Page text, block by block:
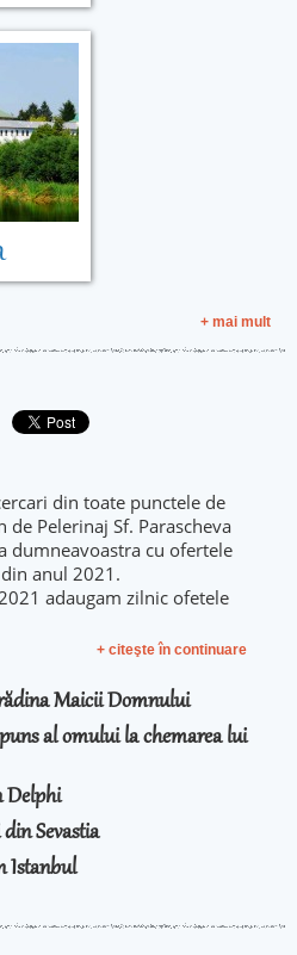
+ mai mult
din toate punctele de
Pelerinaj Sf. Parascheva
dumneavoastra cu ofertele
anul 2021.
adaugam zilnic ofetele
+ citeşte în continuare
Maicii Domnului
al omului la chemarea lui
Delphi
Sevastia
Istanbul